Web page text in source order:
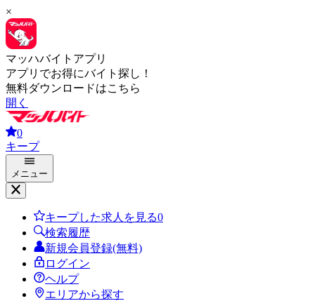
×
マッハバイトアプリ
アプリでお得にバイト探し！
無料ダウンロードはこちら
開く
0
キープ
メニュー
キープした求人を見る0
検索履歴
新規会員登録(無料)
ログイン
ヘルプ
エリアから探す